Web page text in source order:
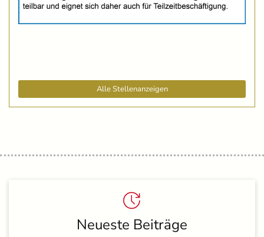
Alle Stellenanzeigen
Neueste Beiträge